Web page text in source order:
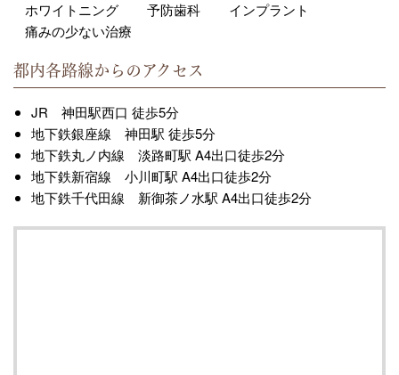
ホワイトニング
予防歯科
インプラント
痛みの少ない治療
都内各路線からのアクセス
JR 神田駅西口 徒歩5分
地下鉄銀座線 神田駅 徒歩5分
地下鉄丸ノ内線 淡路町駅 A4出口徒歩2分
地下鉄新宿線 小川町駅 A4出口徒歩2分
地下鉄千代田線 新御茶ノ水駅 A4出口徒歩2分